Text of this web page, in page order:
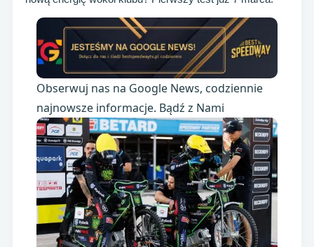
Obserwuj nas na Google News, codziennie
najnowsze informacje. Bądź z Nami